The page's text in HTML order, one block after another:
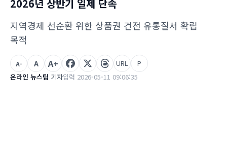
2026년 상반기 일제 단속
지역경제 선순환 위한 상품권 건전 유통질서 확립
목적
온라인 뉴스팀 기자입력 2026-05-11 09:06:35
A- A A+ URL P